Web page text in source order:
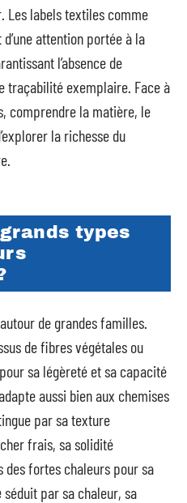
Les labels textiles comme
d’une attention portée à la
l’absence de
traçabilité exemplaire. Face à
comprendre la matière, le
la richesse du
types
de grandes familles.
de fibres végétales ou
sa légèreté et sa capacité
aussi bien aux chemises
par sa texture
frais, sa solidité
fortes chaleurs pour sa
séduit par sa chaleur, sa